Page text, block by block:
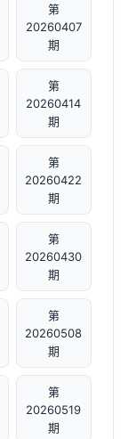
第
20260407
期
第
20260414
期
第
20260422
期
第
20260430
期
第
20260508
期
第
20260519
期